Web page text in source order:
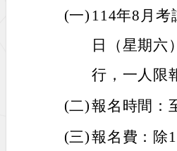
(一) 114年8月
日（星期六
行，一人限
(二)報名時間：
(三)報名費：除